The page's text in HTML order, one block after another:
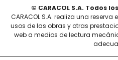
© CARACOL S.A. Todos
CARACOL S.A. realiza una
usos de las obras y otras
web a medios de lectura